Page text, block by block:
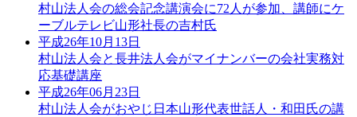
村山法人会の総会記念講演会に72人が参加、講師にケ
ーブルテレビ山形社長の吉村氏
平成26年10月13日
村山法人会と長井法人会がマイナンバーの会社実務対
応基礎講座
平成26年06月23日
村山法人会がおやじ日本山形代表世話人・和田氏の講